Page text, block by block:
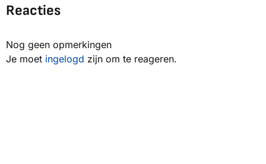
Reacties
Nog geen opmerkingen
Je moet ingelogd zijn om te reageren.